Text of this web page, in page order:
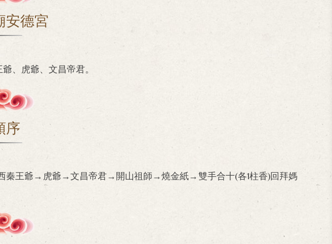
安德宮
、虎爺、文昌帝君。
序
王爺→虎爺→文昌帝君→開山祖師→燒金紙→雙手合十(各1柱香)回拜媽